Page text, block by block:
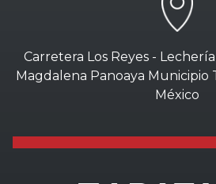
Carretera Los Reyes -
Magdalena Panoaya Municipio
México